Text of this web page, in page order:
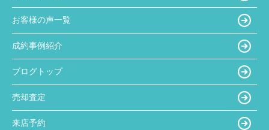
お客様の声一覧
成約事例紹介
ブログトップ
売却査定
来店予約